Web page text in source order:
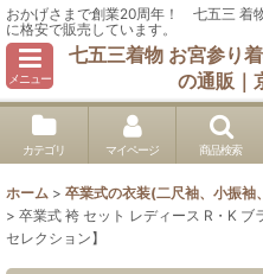
おかげさまで創業20周年！ 七五三 着
に格安で販売しています。
メニュー
七五三着物 お宮参り
の通販｜
カテゴリ マイページ 商品検索
ホーム > 卒業式の衣装(二尺袖、小振袖
> 卒業式 袴 セット レディース R・K
セレクション】